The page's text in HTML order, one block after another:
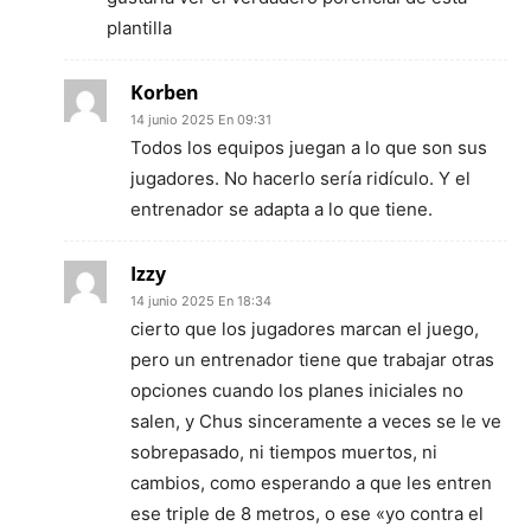
plantilla
Korben
14 junio 2025 En 09:31
Todos los equipos juegan a lo que son sus
jugadores. No hacerlo sería ridículo. Y el
entrenador se adapta a lo que tiene.
Izzy
14 junio 2025 En 18:34
cierto que los jugadores marcan el juego,
pero un entrenador tiene que trabajar otras
opciones cuando los planes iniciales no
salen, y Chus sinceramente a veces se le ve
sobrepasado, ni tiempos muertos, ni
cambios, como esperando a que les entren
ese triple de 8 metros, o ese «yo contra el